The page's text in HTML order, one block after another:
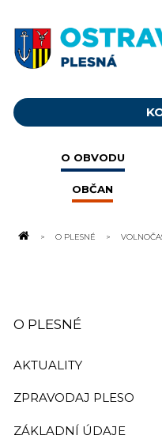
O OBVODU
OBČAN
O PLESNÉ
O PLESNÉ
AKTUALITY
ZPRAVODAJ PLESO
ZÁKLADNÍ ÚDAJE